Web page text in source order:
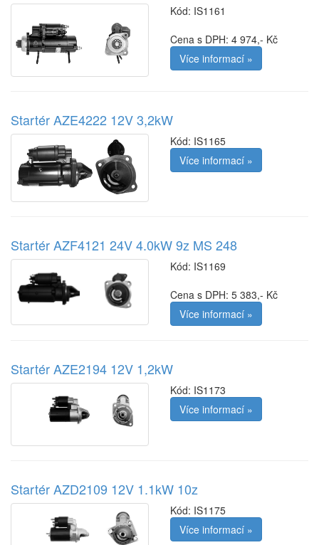
Kód: IS1161
Cena s DPH: 4 974,- Kč
Více informací »
Startér AZE4222 12V 3,2kW
Kód: IS1165
Více informací »
Startér AZF4121 24V 4.0kW 9z MS 248
Kód: IS1169
Cena s DPH: 5 383,- Kč
Více informací »
Startér AZE2194 12V 1,2kW
Kód: IS1173
Více informací »
Startér AZD2109 12V 1.1kW 10z
Kód: IS1175
Více informací »